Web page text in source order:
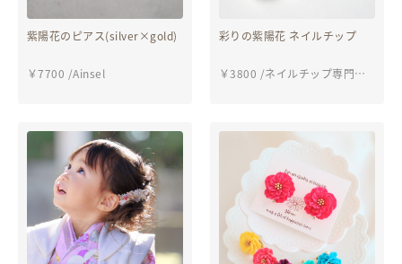
紫陽花のピアス(silver×gold)
￥7700 /Ainsel
彩りの紫陽花 ネイルチップ
￥3800 /ネイルチップ専門